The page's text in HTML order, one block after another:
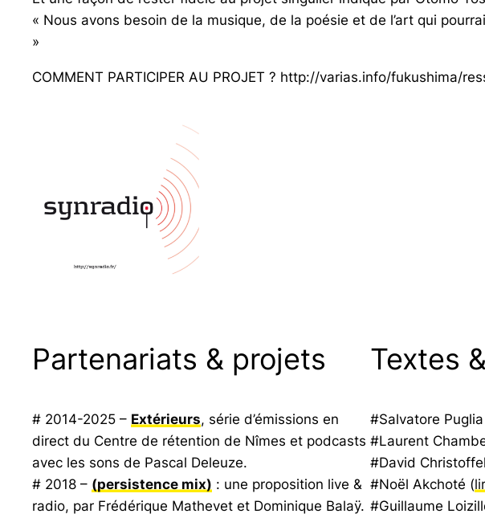
« Nous avons besoin de la musique, de la poésie et de l’art qui
»
COMMENT PARTICIPER AU PROJET ? http://varias.info/fukushima/
Partenariats & projets
# 2014-2025 – Extérieurs, série d’émissions en
direct du Centre de rétention de Nîmes et podcasts
avec les sons de Pascal Deleuze.
# 2018 – (persistence mix) : une proposition live &
radio, par Frédérique Mathevet et Dominique Balaÿ.
Textes
#Salvatore
#Laurent
#David
#Noël Akchoté (
#Guillaume